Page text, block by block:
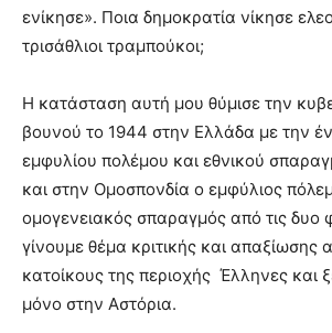
ενίκησε». Ποια δημοκρατία νίκησε
τρισάθλιοι τραμπούκοι;
Η κατάσταση αυτή μου θύμισε την
βουνού το 1944 στην Ελλάδα με την
εμφυλίου πολέμου και εθνικού
και στην Ομοσπονδία ο εμφύλιος
ομογενειακός σπαραγμός από τις δυο
γίνουμε θέμα κριτικής και απαξίωσης
κατοίκους της περιοχής Έλληνες και
μόνο στην Αστόρια.